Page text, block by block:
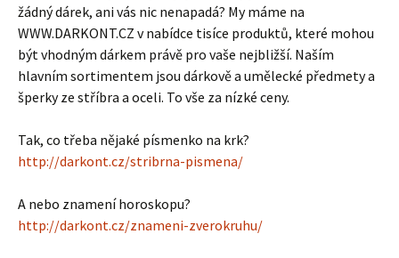
žádný dárek, ani vás nic nenapadá? My máme na
WWW.DARKONT.CZ v nabídce tisíce produktů, které mohou
být vhodným dárkem právě pro vaše nejbližší. Naším
hlavním sortimentem jsou dárkově a umělecké předmety a
šperky ze stříbra a oceli. To vše za nízké ceny.
Tak, co třeba nějaké písmenko na krk?
http://darkont.cz/stribrna-pismena/
A nebo znamení horoskopu?
http://darkont.cz/znameni-zverokruhu/